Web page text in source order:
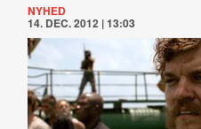
NYHED
14. DEC. 2012 | 13:03